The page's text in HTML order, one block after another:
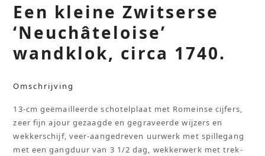
Een kleine Zwitserse
‘Neuchâteloise’
wandklok, circa 1740.
Omschrijving
13-cm geëmailleerde schotelplaat met Romeinse cijfers,
zeer fijn ajour gezaagde en gegraveerde wijzers en
wekkerschijf, veer-aangedreven uurwerk met spillegang
met een gangduur van 3 1/2 dag, wekkerwerk met trek-